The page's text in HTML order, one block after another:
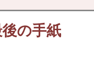
の手紙